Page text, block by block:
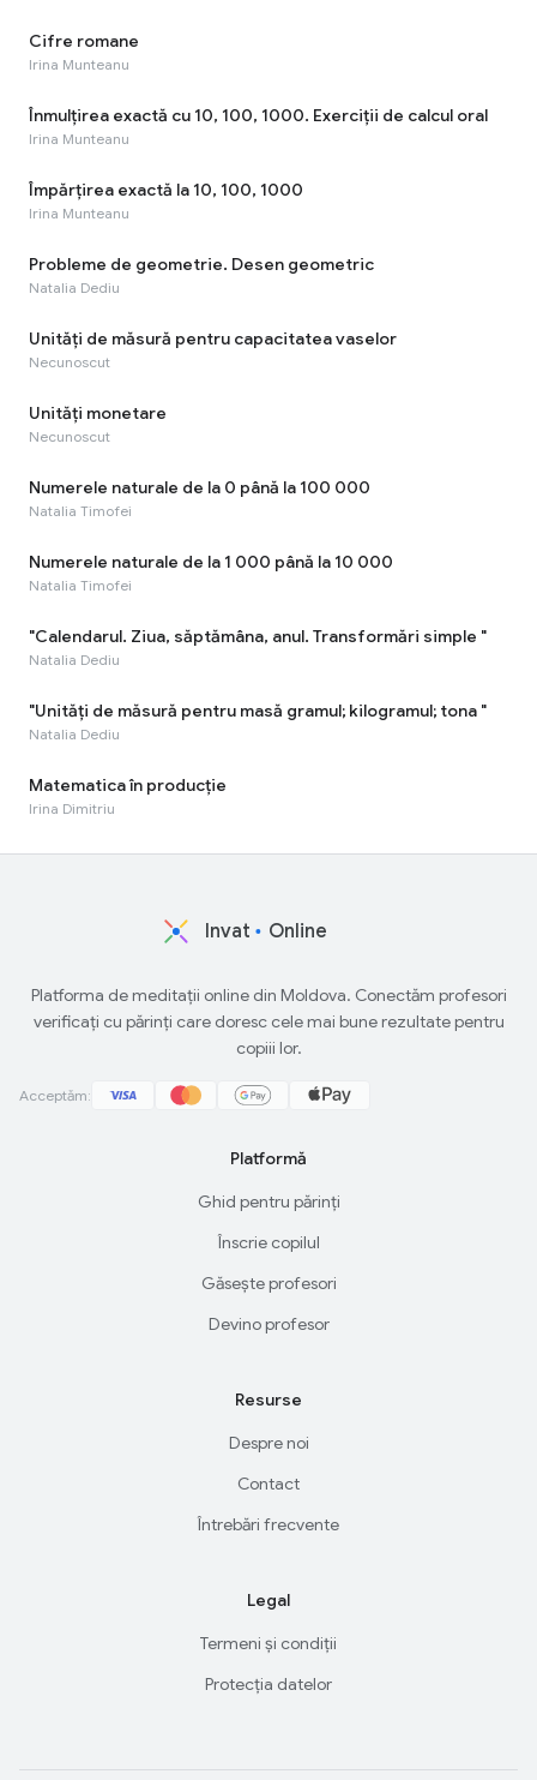
Cifre romane
Irina Munteanu
Înmulțirea exactă cu 10, 100, 1000. Exerciții de calcul oral
Irina Munteanu
Împărțirea exactă la 10, 100, 1000
Irina Munteanu
Probleme de geometrie. Desen geometric
Natalia Dediu
Unități de măsură pentru capacitatea vaselor
Necunoscut
Unități monetare
Necunoscut
Numerele naturale de la 0 până la 100 000
Natalia Timofei
Numerele naturale de la 1 000 până la 10 000
Natalia Timofei
"Calendarul. Ziua, săptămâna, anul. Transformări simple "
Natalia Dediu
"Unități de măsură pentru masă gramul; kilogramul; tona "
Natalia Dediu
Matematica în producție
Irina Dimitriu
Invat Online
Platforma de meditații online din Moldova. Conectăm profesori
verificați cu părinți care doresc cele mai bune rezultate pentru
copiii lor.
Acceptăm:
Platformă
Ghid pentru părinți
Înscrie copilul
Găsește profesori
Devino profesor
Resurse
Despre noi
Contact
Întrebări frecvente
Legal
Termeni și condiții
Protecția datelor